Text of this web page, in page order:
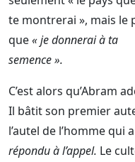
te montrerai », mais le
que« je donnerai à ta
semence ».
C’est alors qu’Abram
Il bâtit son premier
l’autel de l’homme qui a
répondu à l’appel. Le